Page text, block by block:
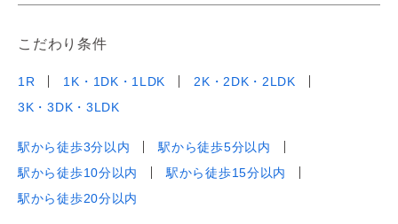
こだわり条件
1R 1K・1DK・1LDK
2K・2DK・2LDK
3K・3DK・3LDK
駅から徒歩3分以内
駅から徒歩5分以内
駅から徒歩10分以内
駅から徒歩15分以内
駅から徒歩20分以内